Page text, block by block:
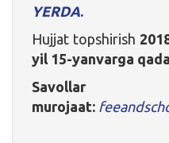
YERDA.
Hujjat topshirish
yil 15-yanvarga
Savollar
murojaat: